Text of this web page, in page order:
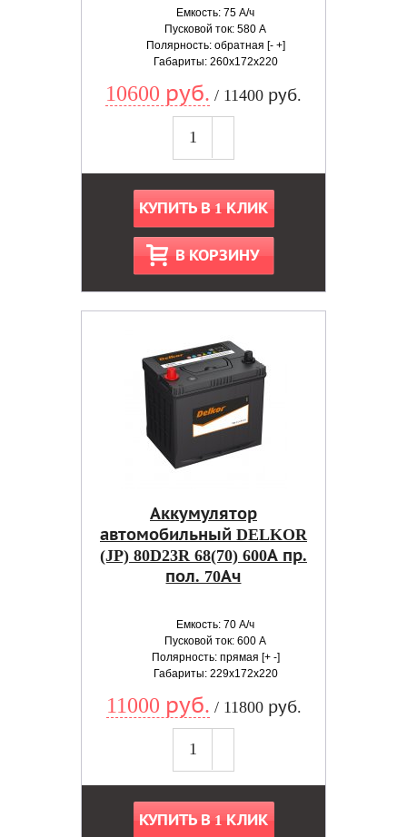
Емкость: 75 А/ч
Пусковой ток: 580 А
Полярность: обратная [- +]
Габариты: 260x172x220
10600 руб. / 11400 руб.
КУПИТЬ В 1 КЛИК
В КОРЗИНУ
Аккумулятор
автомобильный DELKOR
(JP) 80D23R 68(70) 600А пр.
пол. 70Ач
Емкость: 70 А/ч
Пусковой ток: 600 А
Полярность: прямая [+ -]
Габариты: 229x172x220
11000 руб. / 11800 руб.
КУПИТЬ В 1 КЛИК